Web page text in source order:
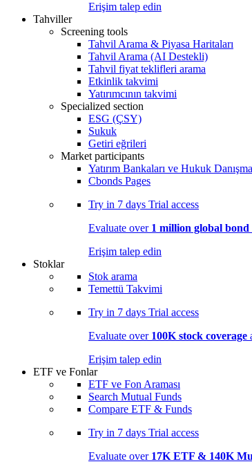
Erişim talep edin
Tahviller
Screening tools
Tahvil Arama & Piyasa Haritaları
Tahvil Arama (AI Destekli)
Tahvil fiyat teklifleri arama
Etkinlik takvimi
Yatırımcının takvimi
Specialized section
ESG (ÇSY)
Sukuk
Getiri eğrileri
Market participants
Yatırım Bankaları ve Hukuk
Cbonds Pages
Try in 7 days Trial access
Evaluate over 1 million global bond
Erişim talep edin
Stoklar
Stok arama
Temettü Takvimi
Try in 7 days Trial access
Evaluate over 100K stock coverage
Erişim talep edin
ETF ve Fonlar
ETF ve Fon Araması
Search Mutual Funds
Compare ETF & Funds
Try in 7 days Trial access
Evaluate over 17K ETF & 140K